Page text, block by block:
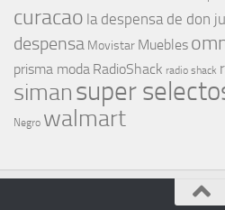
curacao la despensa de don
despensa Movistar Muebles
prisma moda RadioShack radio shack
simansuper
Negro walmart